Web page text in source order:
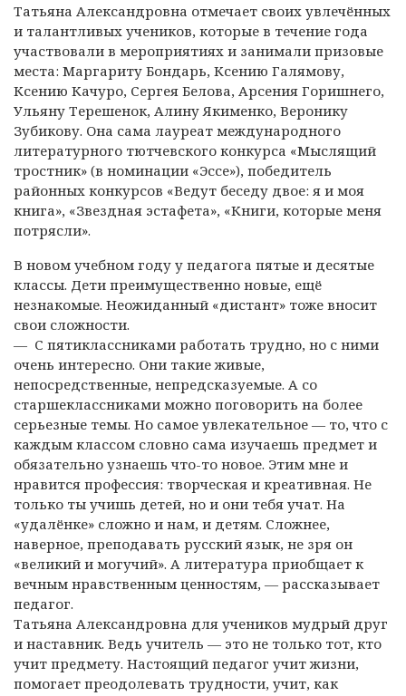
Татьяна Александровна отмечает своих увлечённых
и талантливых учеников, которые в течение года
участвовали в мероприятиях и занимали призовые
места: Маргариту Бондарь, Ксению Галямову,
Ксению Качуро, Сергея Белова, Арсения Горишнего,
Ульяну Терешенок, Алину Якименко, Веронику
Зубикову. Она сама лауреат международного
литературного тютчевского конкурса «Мыслящий
тростник» (в номинации «Эссе»), победитель
районных конкурсов «Ведут беседу двое: я и моя
книга», «Звездная эстафета», «Книги, которые меня
потрясли».
В новом учебном году у педагога пятые и десятые
классы. Дети преимущественно новые, ещё
незнакомые. Неожиданный «дистант» тоже вносит
свои сложности.
— С пятиклассниками работать трудно, но с ними
очень интересно. Они такие живые,
непосредственные, непредсказуемые. А со
старшеклассниками можно поговорить на более
серьезные темы. Но самое увлекательное — то, что с
каждым классом словно сама изучаешь предмет и
обязательно узнаешь что-то новое. Этим мне и
нравится профессия: творческая и креативная. Не
только ты учишь детей, но и они тебя учат. На
«удалёнке» сложно и нам, и детям. Сложнее,
наверное, преподавать русский язык, не зря он
«великий и могучий». А литература приобщает к
вечным нравственным ценностям, — рассказывает
педагог.
Татьяна Александровна для учеников мудрый друг
и наставник. Ведь учитель — это не только тот, кто
учит предмету. Настоящий педагог учит жизни,
помогает преодолевать трудности, учит, как